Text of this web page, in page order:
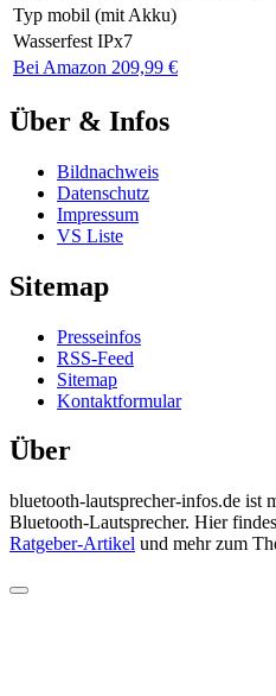
Typ mobil (mit Akku)
Wasserfest IPx7
Bei Amazon 209,99 €
Über & Infos
Bildnachweis
Datenschutz
Impressum
VS Liste
Sitemap
Presseinfos
RSS-Feed
Sitemap
Kontaktformular
Über
bluetooth-lautsprecher-infos.de ist
Bluetooth-Lautsprecher. Hier
Ratgeber-Artikel und mehr zum